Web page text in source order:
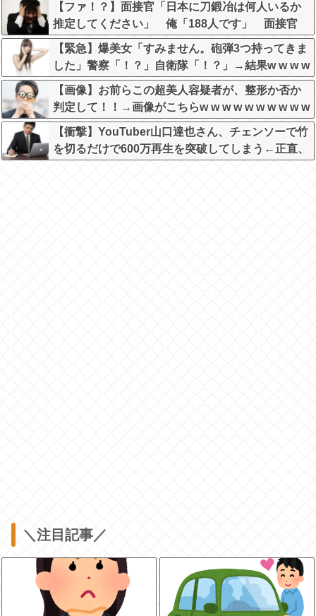
【ファ！？】面接官「日本に刀鍛冶は何人いるか
推定してください」 俺「188人です」 面接官
「どういう風に考えましたか？」 俺「知ってま
した」→この後『こう』なったんだがマジで納得
いかない！！！！！
【緊急】爆美女「すみません。砲弾3つ持ってきま
した」警察「！？」自衛隊「！？」→結果w w w w
w w w w
【画像】お前らこの超美人容疑者が、整形か否か
判定して！！→画像がこちらw w w w w w w w w w
【衝撃】YouTuber山口達也さん、チェンソーで竹
を切るだけで600万再生を突破してしまう←正直、
＼注目記事／